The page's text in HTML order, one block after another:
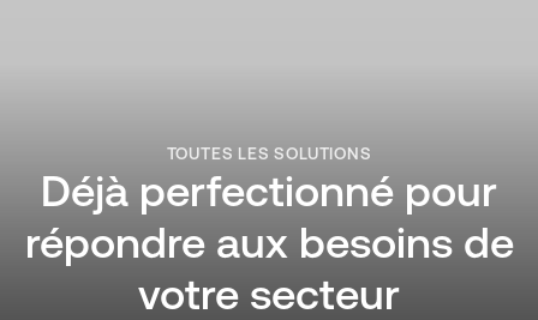
TOUTES LES SOLUTIONS
Déjà perfectionné pour
répondre aux besoins de
votre secteur